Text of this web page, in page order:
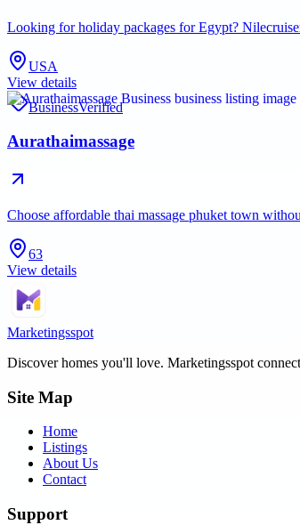
Looking for holiday packages for Egypt?
USA
View details
BusinessVerified
Aurathaimassage
Choose affordable thai massage phuket town
63
View details
Marketingsspot
Discover homes you'll love. Marketingsspot
Site Map
Home
Listings
About Us
Contact
Support